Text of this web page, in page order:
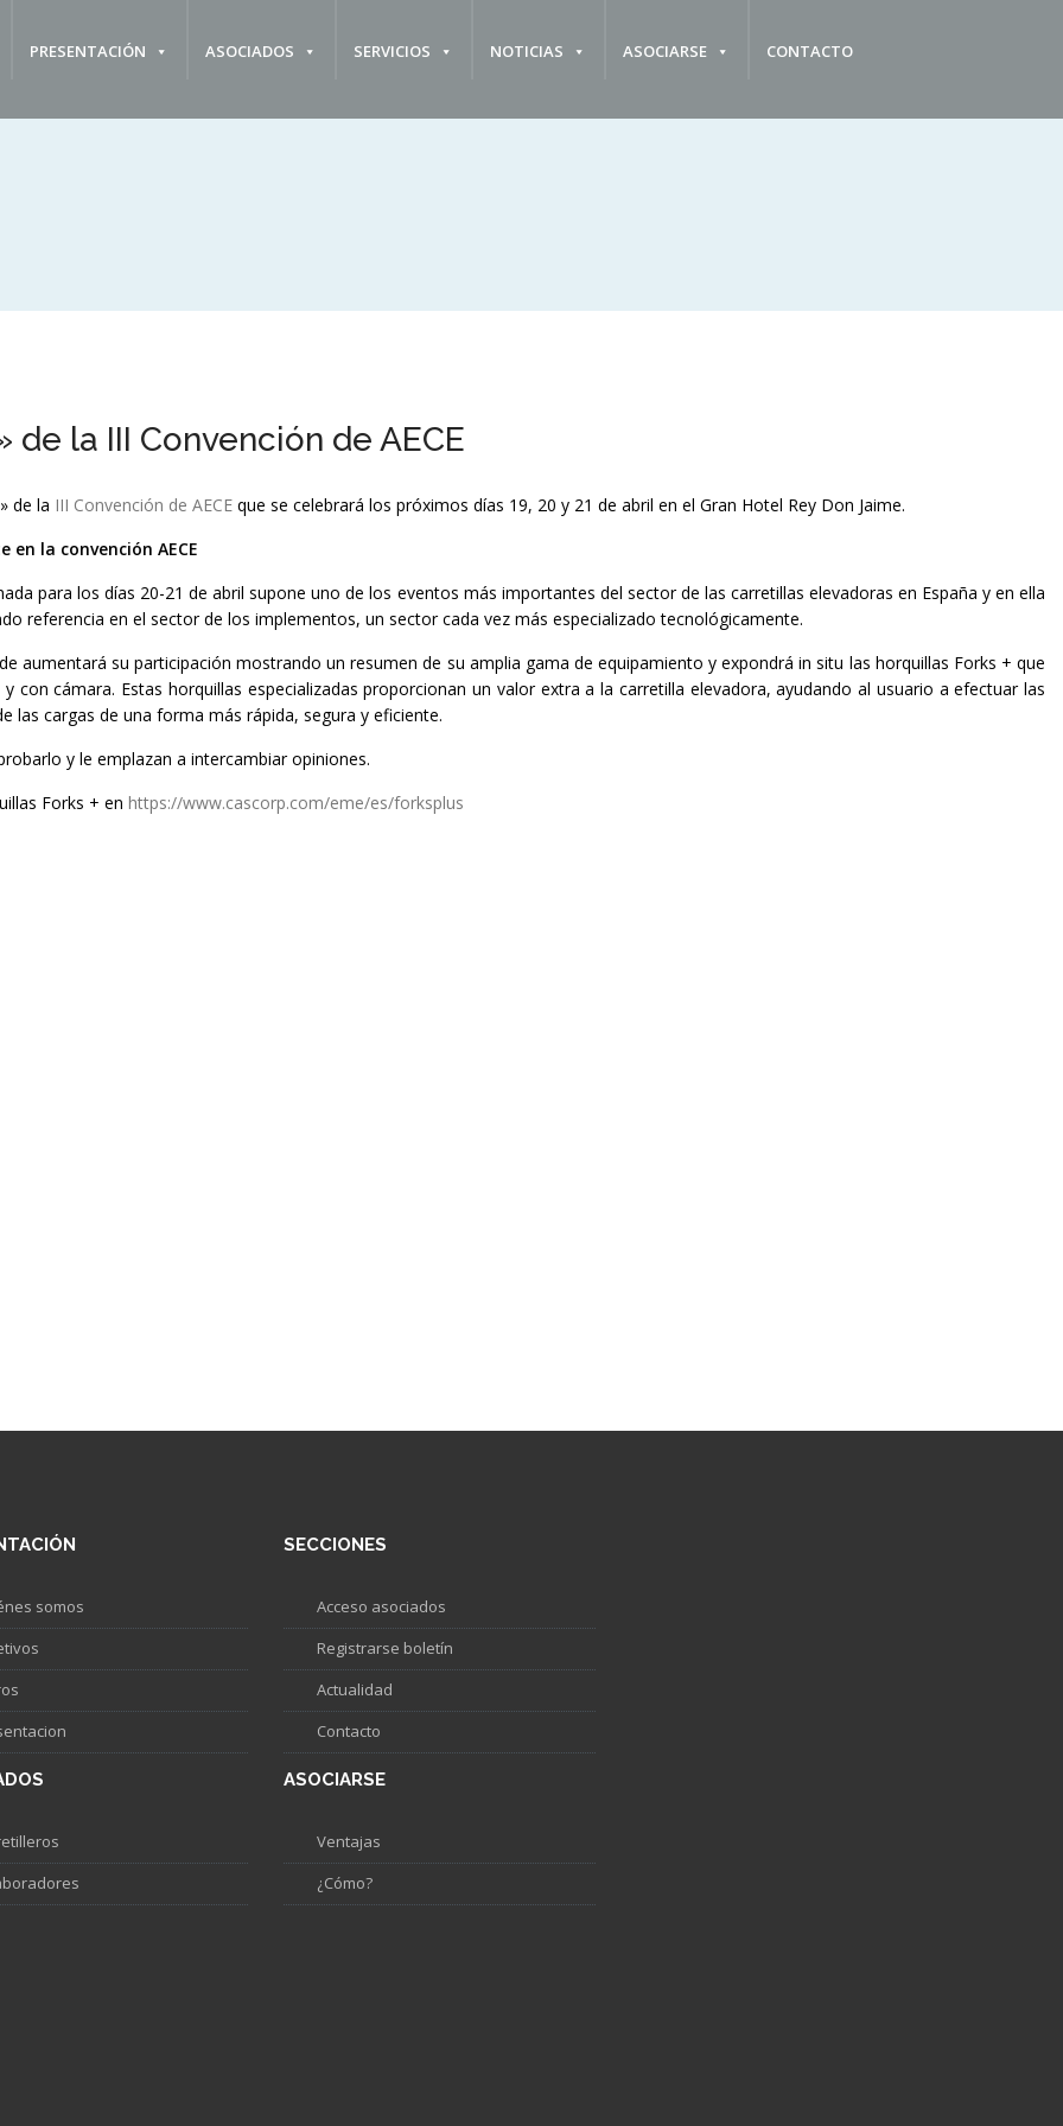
PRESENTACIÓN ASOCIADOS SERVICIOS NOTICIAS ASOCIARSE CONTACTO
la III Convención de AECE
de la III Convención de AECE que se celebrará los próximos días 19, 20 y 21 de abril en el Gran Hotel Rey Don Jaime.
la convención AECE
para los días 20-21 de abril supone uno de los eventos más importantes del sector de las carretillas elevadoras en España y en ella
referencia en el sector de los implementos, un sector cada vez más especializado tecnológicamente.
aumentará su participación mostrando un resumen de su amplia gama de equipamiento y expondrá in situ las horquillas Forks + que
con cámara. Estas horquillas especializadas proporcionan un valor extra a la carretilla elevadora, ayudando al usuario a efectuar las
las cargas de una forma más rápida, segura y eficiente.
y le emplazan a intercambiar opiniones.
Forks + en https://www.cascorp.com/eme/es/forksplus
somos
SECCIONES
Acceso asociados
Registrarse boletín
Actualidad
Contacto
ASOCIARSE
Ventajas
¿Cómo?